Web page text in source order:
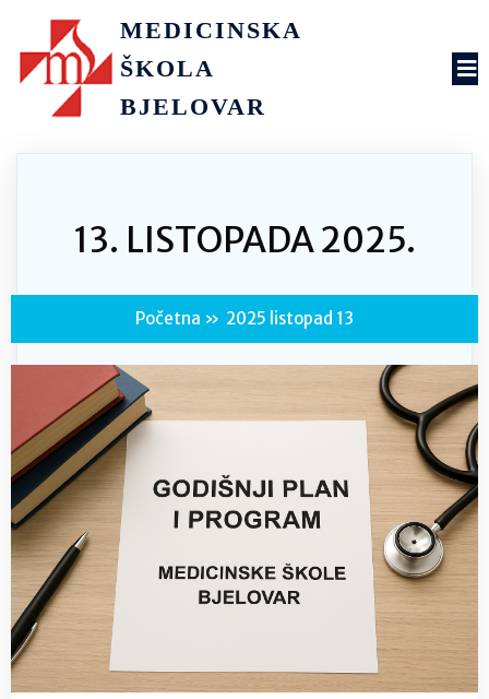
MEDICINSKA
ŠKOLA
BJELOVAR
13. LISTOPADA 2025.
Početna » 2025 listopad 13